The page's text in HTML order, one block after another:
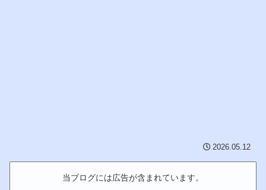
2026.05.12
当ブログには広告が含まれています。